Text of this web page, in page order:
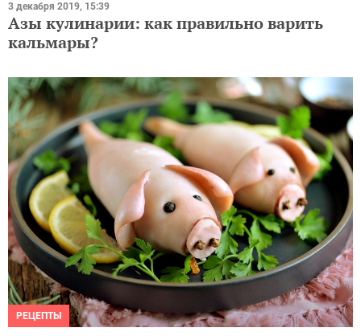
3 декабря 2019, 15:39
Азы кулинарии: как правильно варить
кальмары?
РЕЦЕПТЫ